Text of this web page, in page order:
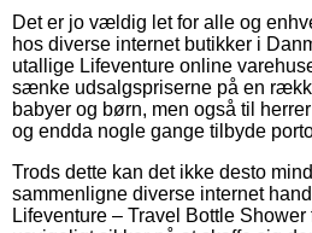
Det er jo vældig let for alle og
hos diverse internet butikker i
utallige Lifeventure online
sænke udsalgspriserne på en
babyer og børn, men også til
og endda nogle gange tilbyde
Trods dette kan det ikke desto
sammenligne diverse internet
Lifeventure – Travel Bottle